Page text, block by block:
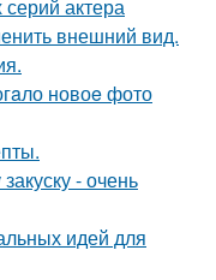
актера
внешний вид.
новоe фото
- очень
идей для